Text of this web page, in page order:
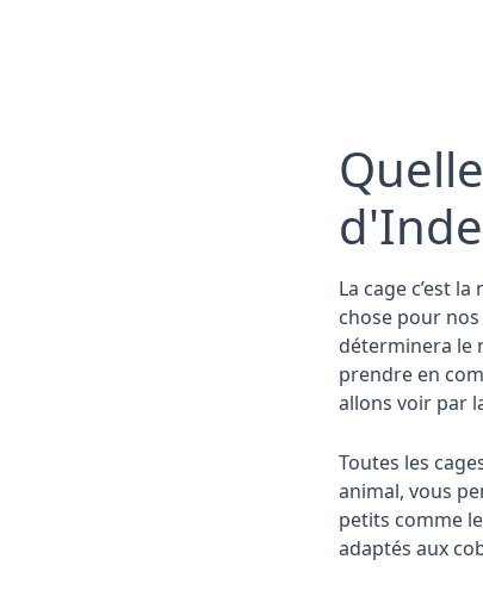
La cage c’est
chose pour
déterminera le
prendre en
allons voir par
Toutes les
animal, vous
petits comme
adaptés aux